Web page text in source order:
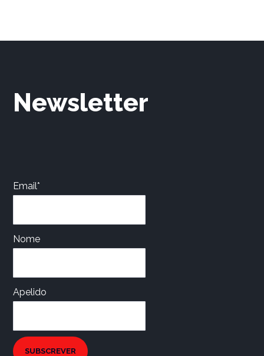
Newsletter
Email*
Nome
Apelido
SUBSCREVER